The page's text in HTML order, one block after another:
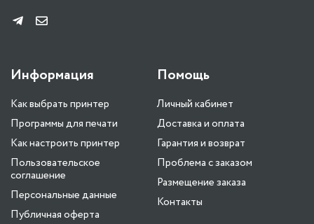
Информация
Как выбрать принтер
Программы для печати
Как настроить принтер
Пользовательское
соглашение
Персональные данные
Публичная оферта
Помощь
Личный кабинет
Доставка и оплата
Гарантия и возврат
Проблема с заказом
Размещение заказа
Контакты